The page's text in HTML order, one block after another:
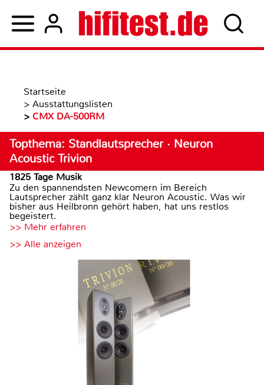
Startseite
> Ausstattungslisten
> CMX DA-500RM
Topthema: Standlautsprecher · Neuron
Acoustic Trivion
1825 Tage Musik
Zu den spannendsten Newcomern im Bereich
Lautsprecher zählt ganz klar Neuron Acoustic. Was wir
bisher aus Heilbronn gehört haben, hat uns restlos
begeistert.
>> Mehr erfahren
>> Alle anzeigen